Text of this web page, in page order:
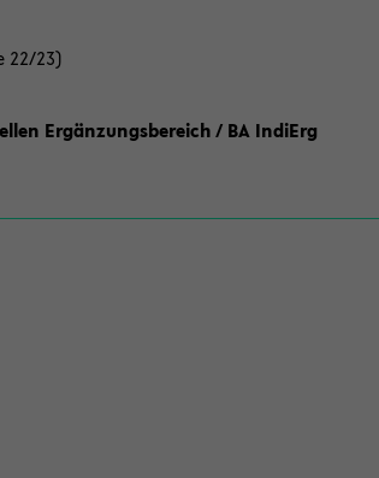
22/23)
Ergänzungsbereich / BA IndiErg